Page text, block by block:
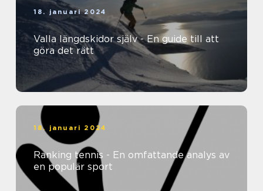
18. januari 2024
Valla längdskidor själv - En guide till att
göra det rätt
18. januari 2024
Ranking tennis - En omfattande analys av
en populär sport